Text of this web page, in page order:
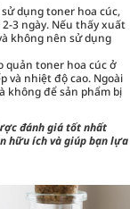
dụng toner hoa cúc,
3 ngày. Nếu thấy xuất
không nên sử dụng
quản toner hoa cúc ở
và nhiệt độ cao. Ngoài
không để sản phẩm bị
đánh giá tốt nhất
hữu ích và giúp bạn lựa